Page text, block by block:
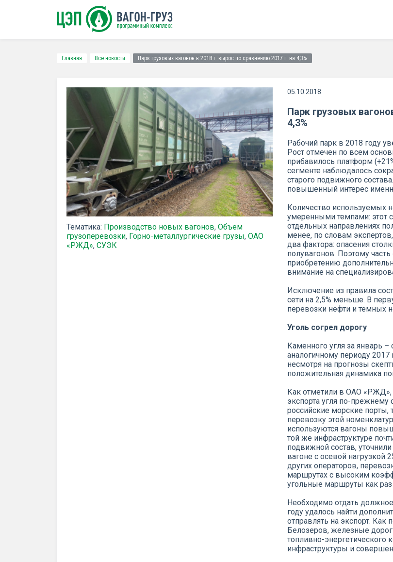
Главная Все новости Парк грузовых вагонов в 2018 г. вырос по сравнению 2017 г. на 4,3%
Тематика: Производство новых вагонов, Объем
грузоперевозки, Горно-металлургические грузы, ОАО
«РЖД», СУЭК
05.10.2018
Парк грузовых
4,3%
Рабочий парк в 2018 году
Рост отмечен по всем
прибавилось платформ
сегменте наблюдалось
старого подвижного
повышенный интерес
Количество используемых
умеренными темпами: этот
отдельных направлениях
менее, по словам
два фактора: опасения
полувагонов. Поэтому
приобретению
внимание на
Исключение из правила
сети на 2,5% меньше. В
перевозки нефти и темных
Уголь согрел дорогу
Каменного угля за январь –
аналогичному периоду
несмотря на прогнозы
положительная динамика
Как отметили в ОАО «РЖД»,
экспорта угля по-прежнему
российские морские порты,
перевозку этой
используются вагоны
той же инфраструктуре
подвижной состав,
вагоне с осевой нагрузкой
других операторов,
маршрутах с высоким
угольные маршруты как раз
Необходимо отдать
году удалось найти
отправлять на экспорт.
Белозеров, железные
топливно-энергетического
инфраструктуры и